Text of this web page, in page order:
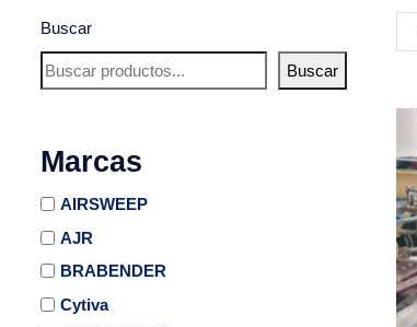
Buscar
Buscar
Marcas
AIRSWEEP
AJR
BRABENDER
Cytiva